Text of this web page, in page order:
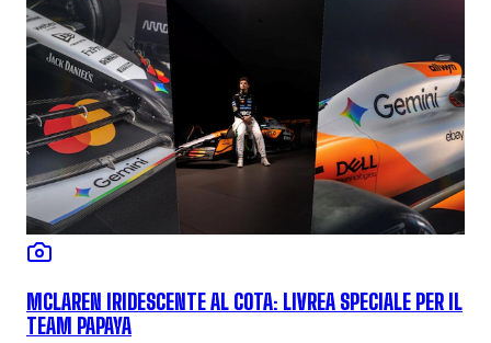
MCLAREN IRIDESCENTE AL COTA: LIVREA SPECIALE PER IL
TEAM PAPAYA